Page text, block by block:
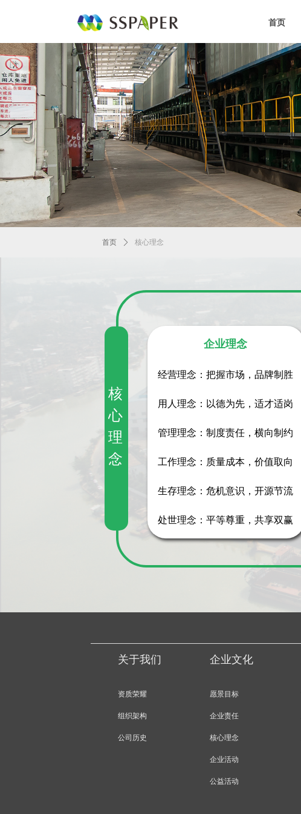
首页
首页 ꄲ 核心理念
核
心
理
念
企业理念
经营理念：把握市场，品牌制胜
用人理念：以德为先，适才适岗
管理理念：制度责任，横向制约
工作理念：质量成本，价值取向
生存理念：危机意识，开源节流
处世理念：平等尊重，共享双赢
关于我们
资质荣耀
组织架构
公司历史
企业文化
愿景目标
企业责任
核心理念
企业活动
公益活动